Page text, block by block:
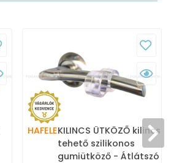
HAFELEKILINCS ÜTKÖZŐ kilincsre
tehető szilikonos
gumiütköző - Átlátszó -